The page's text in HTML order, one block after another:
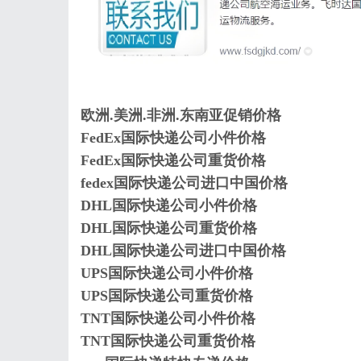
欧洲.美洲.非洲.东南亚促销价格
FedEx国际快递公司小件价格
FedEx国际快递公司重货价格
fedex国际快递公司进口中国价格
DHL国际快递公司小件价格
DHL国际快递公司重货价格
DHL国际快递公司进口中国价格
UPS国际快递公司小件价格
UPS国际快递公司重货价格
TNT国际快递公司小件价格
TNT国际快递公司重货价格